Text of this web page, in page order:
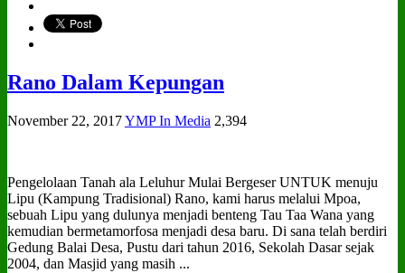
Rano Dalam Kepungan
November 22, 2017YMP In Media 2,394
Pengelolaan Tanah ala Leluhur Mulai Bergeser UNTUK menuju
Lipu (Kampung Tradisional) Rano, kami harus melalui Mpoa,
sebuah Lipu yang dulunya menjadi benteng Tau Taa Wana yang
kemudian bermetamorfosa menjadi desa baru. Di sana telah berdiri
Gedung Balai Desa, Pustu dari tahun 2016, Sekolah Dasar sejak
2004, dan Masjid yang masih ...